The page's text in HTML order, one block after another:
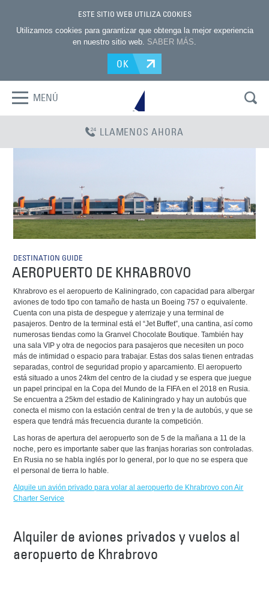
ESTE SITIO WEB UTILIZA COOKIES
Utilizamos cookies para garantizar que obtenga la mejor experiencia
en nuestro sitio web. SABER MÁS.
OK
MENÚ
LLAMENOS AHORA
DESTINATION GUIDE
AEROPUERTO DE KHRABROVO
Khrabrovo es el aeropuerto de Kaliningrado, con capacidad para albergar
aviones de todo tipo con tamaño de hasta un Boeing 757 o equivalente.
Cuenta con una pista de despegue y aterrizaje y una terminal de
pasajeros. Dentro de la terminal está el “Jet Buffet”, una cantina, así como
numerosas tiendas como la Granvel Chocolate Boutique. También hay
una sala VIP y otra de negocios para pasajeros que necesiten un poco
más de intimidad o espacio para trabajar. Estas dos salas tienen entradas
separadas, control de seguridad propio y aparcamiento. El aeropuerto
está situado a unos 24km del centro de la ciudad y se espera que juegue
un papel principal en la Copa del Mundo de la FIFA en el 2018 en Rusia.
Se encuentra a 25km del estadio de Kaliningrado y hay un autobús que
conecta el mismo con la estación central de tren y la de autobús, y que se
espera que tendrá más frecuencia durante la competición.
Las horas de apertura del aeropuerto son de 5 de la mañana a 11 de la
noche, pero es importante saber que las franjas horarias son controladas.
En Rusia no se habla inglés por lo general, por lo que no se espera que
el personal de tierra lo hable.
Alquile un avión privado para volar al aeropuerto de Khrabrovo con Air
Charter Service
Alquiler de aviones privados y vuelos al
aeropuerto de Khrabrovo